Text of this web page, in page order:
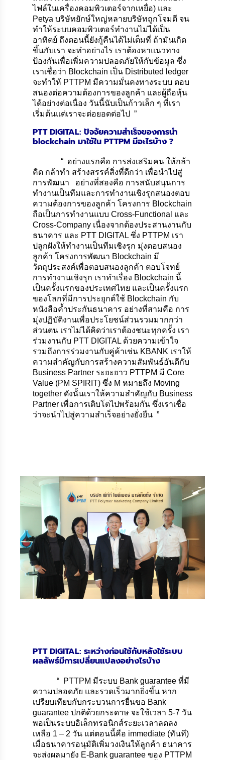
ไฟล์ในเครื่องคอมพิวเตอร์จากเหยื่อ) และ
Petya บริษัทยักษ์ใหญ่หลายบริษัทถูกโจมตี จน
ทำให้ระบบคอมพิวเตอร์ทำงานไม่ได้เป็น
อาทิตย์ ถึงตอนนี้ยังกู้คืนได้ไม่เต็มที่ ถ้ามันเกิด
ขึ้นกับเรา จะทำอย่างไร เราต้องหาแนวทาง
ป้องกันเพื่อเพิ่มความปลอดภัยให้กับข้อมูล ซึ่ง
เราเชื่อว่า Blockchain เป็น Distributed ledger
จะทำให้ PTTPM มีความมั่นคงทางระบบ ตอบ
สนองต่อความต้องการของลูกค้า และผู้ถือหุ้น
ได้อย่างต่อเนื่อง วันนี้นับเป็นก้าวเล็ก ๆ ที่เรา
เริ่มต้นแต่เราจะต่อยอดต่อไป ”
PTT DIGITAL: ปัจจัยความสำเร็จของการนำ
blockchain มาใช้ใน PTTPM มีอะไรบ้าง ?
“ อย่างแรกคือ การส่งเสริมคน ให้กล้า
คิด กล้าทำ สร้างสรรค์สิ่งที่ดีกว่า เพื่อนำไปสู่
การพัฒนา อย่างที่สองคือ การสนับสนุนการ
ทำงานเป็นทีมและการทำงานเชิงรุกสนองตอบ
ความต้องการของลูกค้า โครงการ Blockchain
ถือเป็นการทำงานแบบ Cross-Functional และ
Cross-Company เนื่องจากต้องประสานงานกับ
ธนาคาร และ PTT DIGITAL ซึ่ง PTTPM เรา
ปลูกฝังให้ทำงานเป็นทีมเชิงรุก มุ่งตอบสนอง
ลูกค้า โครงการพัฒนา Blockchain มี
วัตถุประสงค์เพื่อตอบสนองลูกค้า ตอบโจทย์
การทำงานเชิงรุก เราทำเรื่อง Blockchain นี้
เป็นครั้งแรกของประเทศไทย และเป็นครั้งแรก
ของโลกที่มีการประยุกต์ใช้ Blockchain กับ
หนังสือค้ำประกันธนาคาร อย่างที่สามคือ การ
มุ่งปฏิบัติงานเพื่อประโยชน์ส่วนรวมมากกว่า
ส่วนตน เราไม่ได้คิดว่าเราต้องชนะทุกครั้ง เรา
ร่วมงานกับ PTT DIGITAL ด้วยความเข้าใจ
รวมถึงการร่วมงานกับคู่ค้าเช่น KBANK เราให้
ความสำคัญกับการสร้างความสัมพันธ์อันดีกับ
Business Partner ระยะยาว PTTPM มี Core
Value (PM SPIRIT) ซึ่ง M หมายถึง Moving
together ดังนั้นเราให้ความสำคัญกับ Business
Partner เพื่อการเติบโตไปพร้อมกัน ซึ่งเราเชื่อ
ว่าจะนำไปสู่ความสำเร็จอย่างยั่งยืน ”
PTT DIGITAL: ระหว่างก่อนใช้กับหลังใช้ระบบ
ผลลัพธ์มีการเปลี่ยนแปลงอย่างไรบ้าง
“ PTTPM มีระบบ Bank guarantee ที่มี
ความปลอดภัย และรวดเร็วมากยิ่งขึ้น หาก
เปรียบเทียบกับกระบวนการยื่นขอ Bank
guarantee ปกติด้วยกระดาษ จะใช้เวลา 5-7 วัน
พอเป็นระบบอิเล็กทรอนิกส์ระยะเวลาลดลง
เหลือ 1 – 2 วัน แต่ตอนนี้คือ immediate (ทันที)
เมื่อธนาคารอนุมัติเพิ่มวงเงินให้ลูกค้า ธนาคาร
จะส่งผลมายัง E-Bank guarantee ของ PTTPM